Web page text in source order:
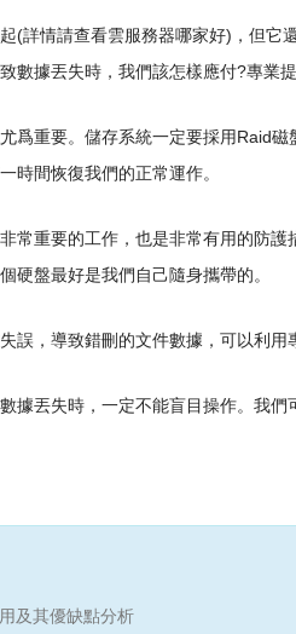
情請查看雲服務器哪家好)，但它
數據丟失時，我們該怎樣應付?專業
重要。儲存系統一定要採用Raid磁
時間恢復我們的正常運作。
重要的工作，也是非常有用的防護
硬盤最好是我們自己隨身攜帶的。
，導致錯刪的文件數據，可以利用
丟失時，一定不能盲目操作。我們
及其優缺點分析